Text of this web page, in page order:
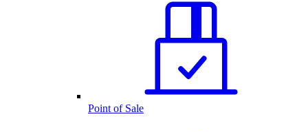
Point of Sale